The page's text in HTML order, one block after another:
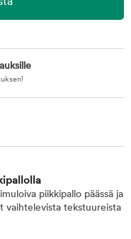
piikkipallo päässä ja
vaihtelevista tekstuureista